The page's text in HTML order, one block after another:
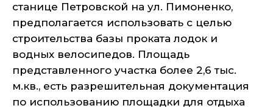
станице Петровской на ул. Пимоненко,
предполагается использовать с целью
строительства базы проката лодок и
водных велосипедов. Площадь
представленного участка более 2,6 тыс.
м.кв., есть разрешительная документация
по использованию площадки для отдыха